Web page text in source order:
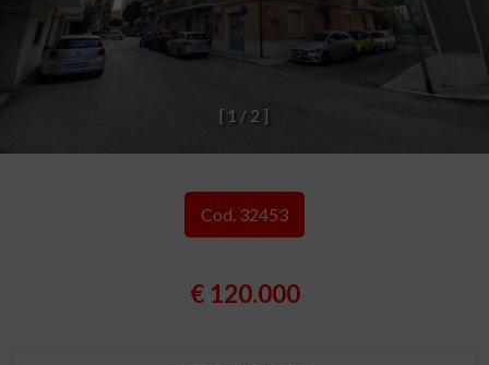
[ 1 / 2 ]
Cod. 32453
€ 120.000